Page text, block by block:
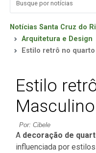
Notícias Santa Cruz do
Arquitetura e Design
Estilo retrô no
Estilo
Por: Cibele
A decoração de
influenciada por